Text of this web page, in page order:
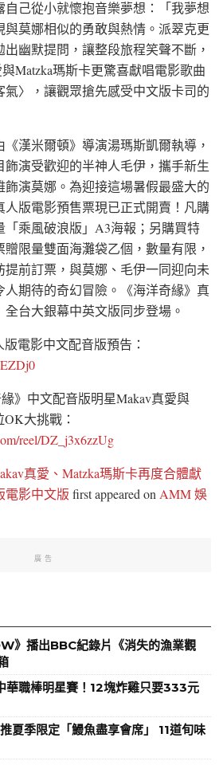
己從小就懷抱音樂夢想：「我夢想
莫娜相似的勇敢與熱情。派翠克更
幽默提問，讓整段旅程笑聲不斷，
Matzka瑪斯卡更驚喜獻唱電影歌曲
氣〉，讓觀眾搶先感受中文版卡司的
《漢米爾頓》導演湯瑪斯凱爾執導，
飾演受歡迎的半神人毛伊，攜手新生
演莫娜。為迎接這場暑假最盛大的
人版電影預售票現已正式開賣！凡購
「乘風破浪版」A3海報；另購買特
限量雙面海灘袋乙個，數量有限，
前訂票，與莫娜、毛伊一同迎向未
期待的奇幻冒險。《海洋奇緣》真
台大銀幕中英文版同步登場。
電影中文配音版預告：
》中文配音版明星Makav真愛與
大挑戰：
reel/DZ_j3x6zzUg
真愛、Matzka瑪斯卡再度合體獻
電影中文版 first appeared on AMM 娛
廣告
》播出BBC紀錄片《消失的漁業觀
職棒明星賽！12塊炸雞只要333元
夏季限定「鰻魚盡享會席」 11道旬味